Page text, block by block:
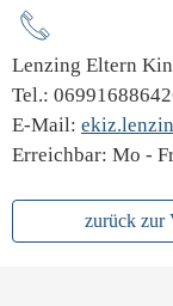
Lenzing Eltern
Tel.:
E-Mail:
Erreichbar: Mo -
zurück zur